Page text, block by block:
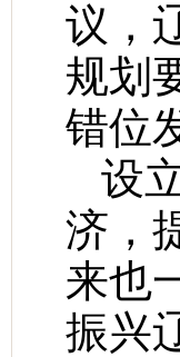
议，
规划
错位
设
济，
来也
振兴